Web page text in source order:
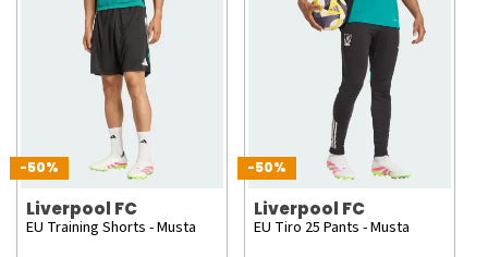
-50%
Liverpool FC
EU Training Shorts - Musta
-50%
Liverpool FC
EU Tiro 25 Pants - Musta